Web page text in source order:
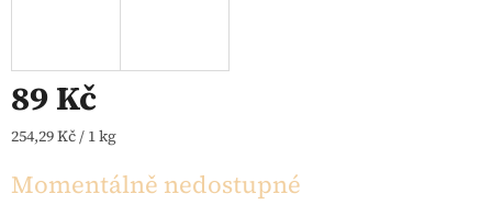
89 Kč
Měrná cena:
254,29 Kč / 1 kg
Momentálně nedostupné